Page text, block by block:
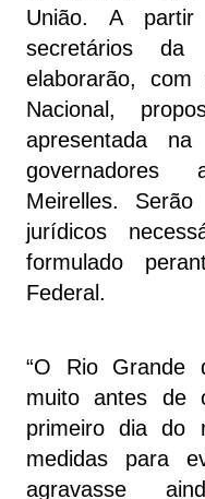
União. A
secretários da
elaborarão,
Nacional,
apresentada
governadores
Meirelles.
jurídicos
formulado
Federal.
“O Rio Grande
muito antes de
primeiro dia do
medidas para
agravasse